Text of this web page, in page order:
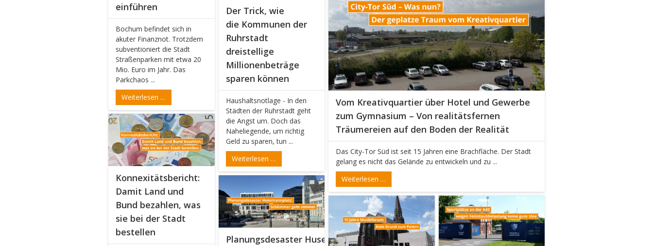
einführen
Bochum befindet sich in
akuter Finanznot. Trotzdem
subventioniert die Stadt
Straßenparken mit etwa 20
Mio. Euro im Jahr. Das
Parkchaos ...
Weiterlesen …
Der Trick, wie
die Kommunen der
Ruhrstadt
dreistellige
Millionenbeträge
sparen können
Haushaltsnotlage - In den
Städten der Ruhrstadt geht
die Angst um. Doch das
Naheliegende, um richtig
Geld zu sparen, tun ...
Weiterlesen …
Vom Kreativquartier über Hotel und Gewerbe
zum Gymnasium – Von realitätsfernen
Träumereien auf den Boden der Realität
Das City-Tor Süd ist seit 15 Jahren eine Brachfläche. Der Stadt
gelang es nicht das Gelände zu entwickeln und zu ...
Weiterlesen …
Konnexitätsbericht:
Damit Land und
Bund bezahlen, was
sie bei der Stadt
bestellen
Planungsdesaster Husemannplatz –